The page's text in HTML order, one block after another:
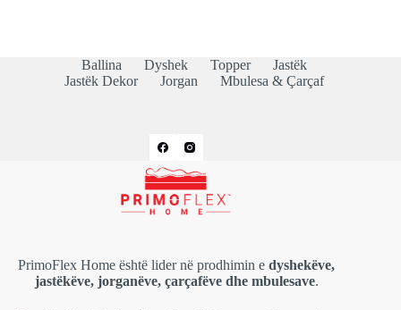
Ballina Dyshek Topper
Jastëk
Jastëk Dekor
Jorgan Mbulesa & Çarçaf
PrimoFlex Home është lider në prodhimin edyshekëve,
jastëkëve, jorganëve, çarçafëve dhe mbulesave.